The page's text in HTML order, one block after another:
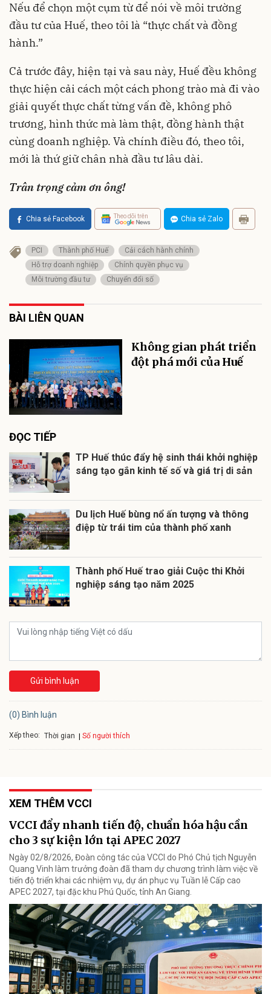
Nếu để chọn một cụm từ để nói về môi trường
đầu tư của Huế, theo tôi là “thực chất và đồng
hành.”
Cả trước đây, hiện tại và sau này, Huế đều không
thực hiện cải cách một cách phong trào mà đi vào
giải quyết thực chất từng vấn đề, không phô
trương, hình thức mà làm thật, đồng hành thật
cùng doanh nghiệp. Và chính điều đó, theo tôi,
mới là thứ giữ chân nhà đầu tư lâu dài.
Trân trọng cảm ơn ông!
Chia sẻ Facebook Theo dõi trên Chia sẻ Zalo
PCI Thành phố Huế
Cải cách hành chính
Hỗ trợ doanh nghiệp
Chính quyền phục vụ
Môi trường đầu tư
Chuyển đổi số
BÀI LIÊN QUAN
Không gian phát triển
đột phá mới của Huế
ĐỌC TIẾP
TP Huế thúc đẩy hệ sinh thái khởi nghiệp
sáng tạo gắn kinh tế số và giá trị di sản
Du lịch Huế bùng nổ ấn tượng và thông
điệp từ trái tim của thành phố xanh
Thành phố Huế trao giải Cuộc thi Khởi
nghiệp sáng tạo năm 2025
Gửi bình luận
(0) Bình luận
Xếp theo: Thời gian Số người thích
XEM THÊM VCCI
VCCI đẩy nhanh tiến độ, chuẩn hóa hậu cần
cho 3 sự kiện lớn tại APEC 2027
Ngày 02/8/2026, Đoàn công tác của VCCI do Phó Chủ tịch Nguyễn
Quang Vinh làm trưởng đoàn đã tham dự chương trình làm việc về
tiến độ triển khai các nhiệm vụ, dự án phục vụ Tuần lễ Cấp cao
APEC 2027, tại đặc khu Phú Quốc, tỉnh An Giang.